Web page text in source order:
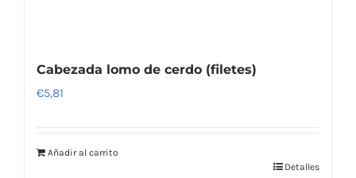
Cabezada lomo de cerdo (filetes)
€5,81
Añadir al carrito
Detalles